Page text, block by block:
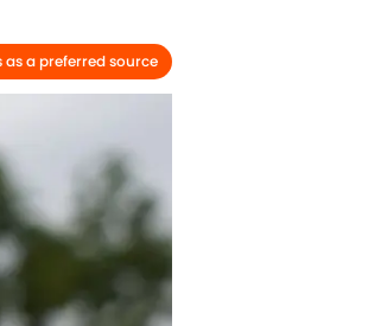
as a preferred source